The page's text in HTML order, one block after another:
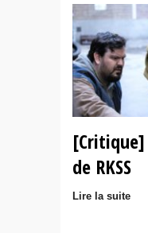
[Critique]
de RKSS
Lire la suite